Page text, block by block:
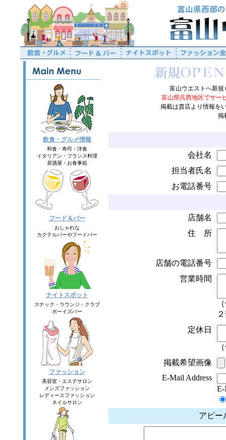
飲食・グルメ情報
和食・寿司・洋食
イタリアン・フランス料理
居酒屋・お食事処
フード＆バー
おしゃれな
カクテルバーやフードバー
ナイトスポット
スナック・ラウンジ・クラブ
ボーイズバー
ファッション
美容室・エステサロン
メンズファッション
レディースファッション
ネイルサロン
富山ウエストへ新
富山県呉西地区でサー
掲載は貴店より情報を
掲
会社名
担当者氏名
お電話番号
店舗名
住 所
店舗の電話番号
営業時間
定休日
掲載希望画像
E-Mail Address
アピー